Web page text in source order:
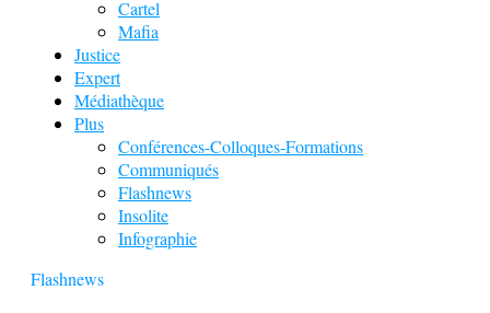
Cartel
Mafia
Justice
Expert
Médiathèque
Plus
Conférences-Colloques-Formations
Communiqués
Flashnews
Insolite
Infographie
Flashnews